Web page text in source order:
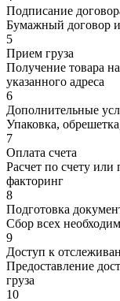
Подписание
Бумажный договор
5
Прием груза
Получение товара
указанного адреса
6
Дополнительные
Упаковка,
7
Оплата счета
Расчет по счету или
факторинг
8
Подготовка
Сбор всех
9
Доступ к
Предоставление
груза
10